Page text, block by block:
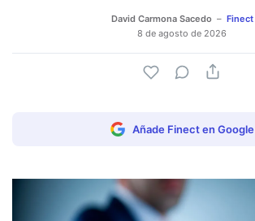
David Carmona Sacedo
Finect
8 de agosto de 2026
Añade Finect en Google